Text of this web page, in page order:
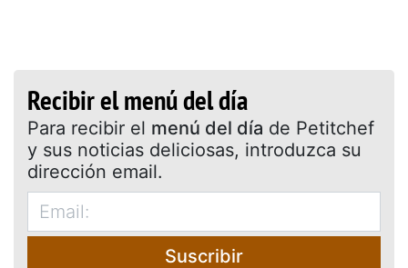
Recibir el menú del día
Para recibir el menú del día de Petitchef
y sus noticias deliciosas, introduzca su
dirección email.
Suscribir